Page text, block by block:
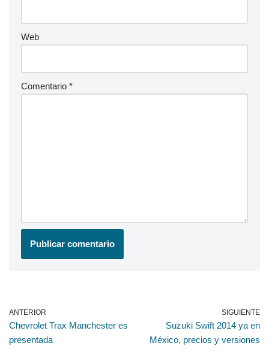
Web
Comentario *
ANTERIOR
Chevrolet Trax Manchester es
presentada
SIGUIENTE
Suzuki Swift 2014 ya en
México, precios y versiones